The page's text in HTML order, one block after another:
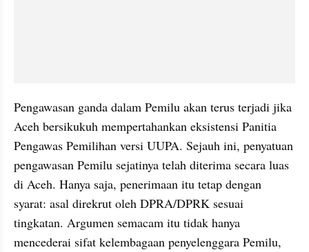
Pengawasan ganda dalam Pemilu akan terus terjadi jika
Aceh bersikukuh mempertahankan eksistensi Panitia
Pengawas Pemilihan versi UUPA. Sejauh ini, penyatuan
pengawasan Pemilu sejatinya telah diterima secara luas
di Aceh. Hanya saja, penerimaan itu tetap dengan
syarat: asal direkrut oleh DPRA/DPRK sesuai
tingkatan. Argumen semacam itu tidak hanya
mencederai sifat kelembagaan penyelenggara Pemilu,